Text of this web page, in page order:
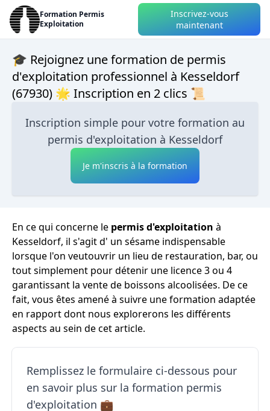
Formation Permis
Exploitation
Inscrivez-vous
maintenant
🎓 Rejoignez une formation de permis
d'exploitation professionnel à Kesseldorf
(67930) 🌟 Inscription en 2 clics 📜
Inscription simple pour votre formation au
permis d'exploitation à Kesseldorf
Je m'inscris à la formation
En ce qui concerne le permis d'exploitation à
Kesseldorf, il s'agit d' un sésame indispensable
lorsque l'on veutouvrir un lieu de restauration, bar, ou
tout simplement pour détenir une licence 3 ou 4
garantissant la vente de boissons alcoolisées. De ce
fait, vous êtes amené à suivre une formation adaptée
en rapport dont nous explorerons les différents
aspects au sein de cet article.
Remplissez le formulaire ci-dessous pour
en savoir plus sur la formation permis
d'exploitation 💼